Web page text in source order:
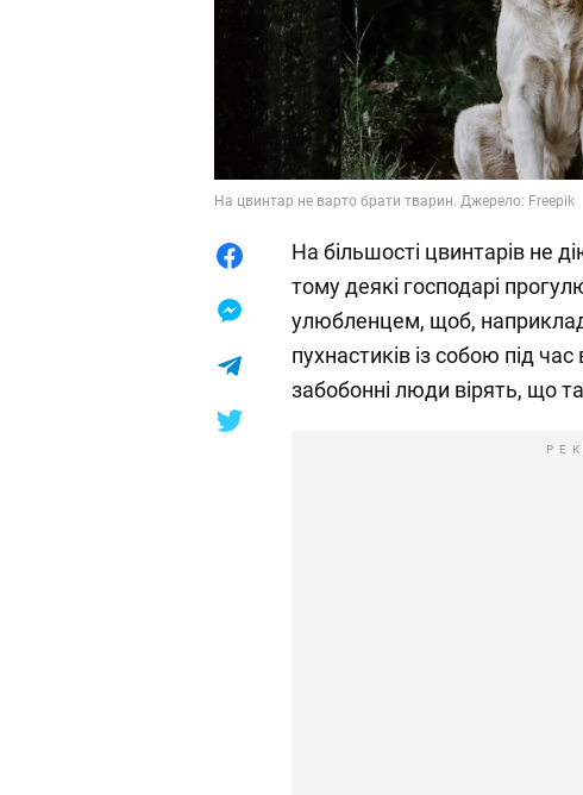
На цвинтар не варто брати тварин. Джерело: Freepik
На більшості цвинтарів не
тому деякі господарі
улюбленцем, щоб,
пухнастиків із собою під
забобонні люди вірять, що